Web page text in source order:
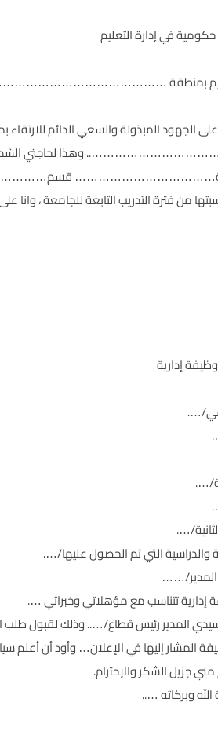
في إدارة التعليم
التعليم بمنطقة
الجهود المبذولة والسعي الدائم
وهذا لحاجتي الشديدة
من فترة التدريب التابعة للجامعة ،
إدارية
….
….
….
والدراسية التي تم الحصول عليها/….
……
تتناسب مع مؤهلاتي وخبراتي ….
المدير رئيس قطاع/….. وذلك لقبول
المشار إليها في الإعلان… وأود أن أعلم
جزيل الشكر والإحترام.
وبركاته …..